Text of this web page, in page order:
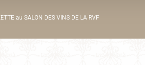
au SALON DES VINS DE LA RVF